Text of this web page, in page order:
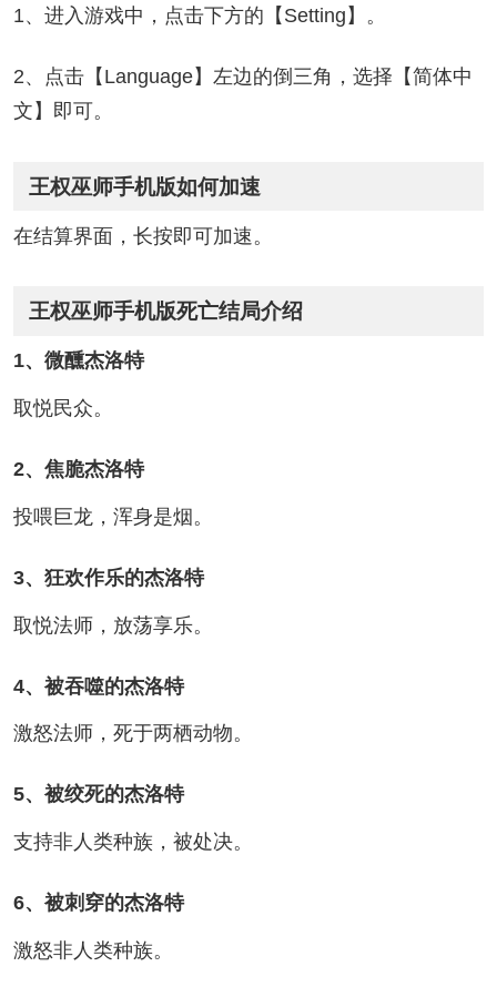
1、进入游戏中，点击下方的【Setting】。
2、点击【Language】左边的倒三角，选择【简体中
文】即可。
王权巫师手机版如何加速
在结算界面，长按即可加速。
王权巫师手机版死亡结局介绍
1、微醺杰洛特
取悦民众。
2、焦脆杰洛特
投喂巨龙，浑身是烟。
3、狂欢作乐的杰洛特
取悦法师，放荡享乐。
4、被吞噬的杰洛特
激怒法师，死于两栖动物。
5、被绞死的杰洛特
支持非人类种族，被处决。
6、被刺穿的杰洛特
激怒非人类种族。